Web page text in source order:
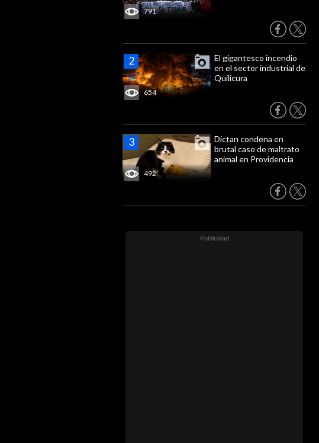
791
654
El gigantesco incendio
en el sector industrial de
Quilicura
492
Dictan condena en
brutal caso de maltrato
animal en Providencia